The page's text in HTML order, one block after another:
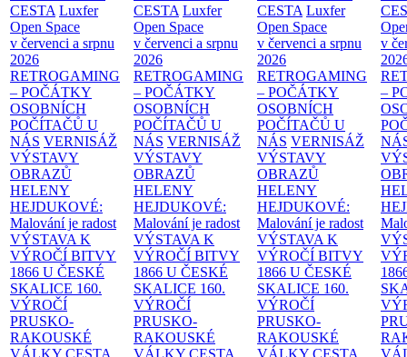
CESTA Luxfer
Open Space
v červenci a srpnu
2026
RETROGAMING
– POČÁTKY
OSOBNÍCH
POČÍTAČŮ U
NÁS VERNISÁŽ
VÝSTAVY
OBRAZŮ
HELENY
HEJDUKOVÉ:
Malování je radost
VÝSTAVA K
VÝROČÍ BITVY
1866 U ČESKÉ
SKALICE 160.
VÝROČÍ
PRUSKO-
RAKOUSKÉ
VÁLKY CESTA
CESTA Luxfer
Open Space
v červenci a srpnu
2026
RETROGAMING
– POČÁTKY
OSOBNÍCH
POČÍTAČŮ U
NÁS VERNISÁŽ
VÝSTAVY
OBRAZŮ
HELENY
HEJDUKOVÉ:
Malování je radost
VÝSTAVA K
VÝROČÍ BITVY
1866 U ČESKÉ
SKALICE 160.
VÝROČÍ
PRUSKO-
RAKOUSKÉ
VÁLKY CESTA
CESTA Luxfer
Open Space
v červenci a srpnu
2026
RETROGAMING
– POČÁTKY
OSOBNÍCH
POČÍTAČŮ U
NÁS VERNISÁŽ
VÝSTAVY
OBRAZŮ
HELENY
HEJDUKOVÉ:
Malování je radost
VÝSTAVA K
VÝROČÍ BITVY
1866 U ČESKÉ
SKALICE 160.
VÝROČÍ
PRUSKO-
RAKOUSKÉ
VÁLKY CESTA
v
–